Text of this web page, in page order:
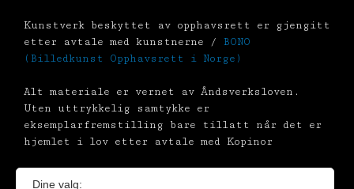
Kunstverk beskyttet av opphavsrett er gjengitt
etter avtale med kunstnerne / BONO
(Billedkunst Opphavsrett i Norge)
Alt materiale er vernet av Åndsverksloven.
Uten uttrykkelig samtykke er
eksemplarfremstilling bare tillatt når det er
hjemlet i lov etter avtale med Kopinor
Dine valg: